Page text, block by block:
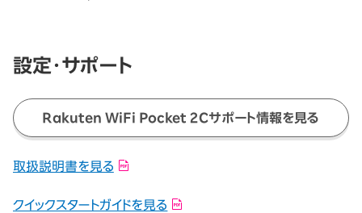
設定・サポート
Rakuten WiFi Pocket 2Cサポート情報を見る
取扱説明書を見る
クイックスタートガイドを見る